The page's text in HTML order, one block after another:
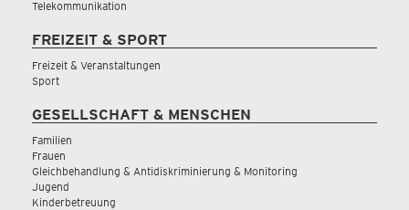
Telekommunikation
FREIZEIT & SPORT
Freizeit & Veranstaltungen
Sport
GESELLSCHAFT & MENSCHEN
Familien
Frauen
Gleichbehandlung & Antidiskriminierung & Monitoring
Jugend
Kinderbetreuung